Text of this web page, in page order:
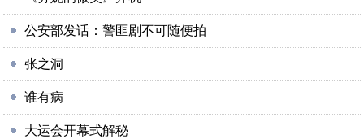
公安部发话：警匪剧不可随便拍
张之洞
谁有病
大运会开幕式解秘